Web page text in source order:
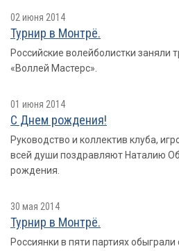
02 июня 2014
Турнир в Монтрё.
Российские волейболистки заняли
«Воллей Мастерс».
01 июня 2014
С Днем рождения!
Руководство и коллектив клуба,
всей души поздравляют Наталию
рождения.
30 мая 2014
Турнир в Монтрё.
Россиянки в пяти партиях